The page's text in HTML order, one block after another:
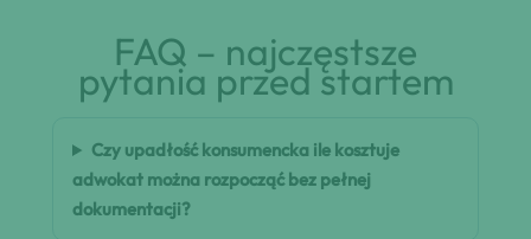
FAQ – najczęstsze
pytania przed startem
Czy upadłość konsumencka ile kosztuje
adwokat można rozpocząć bez pełnej
dokumentacji?